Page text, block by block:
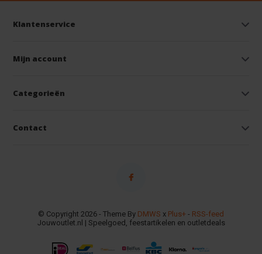
Klantenservice
Mijn account
Categorieën
Contact
© Copyright 2026 - Theme By DMWS x Plus+ - RSS-feed
Jouwoutlet.nl | Speelgoed, feestartikelen en outletdeals